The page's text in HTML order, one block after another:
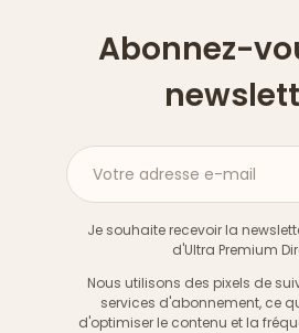
Abonnez-
Votre adresse e-mail
Je souhaite recevoir la
d'Ultra Premium
Nous utilisons des pixels de
services d'abonnement, ce
d'optimiser le contenu et la